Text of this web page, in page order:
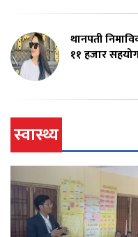
थानपती
११ हजार
स्वास्थ्य